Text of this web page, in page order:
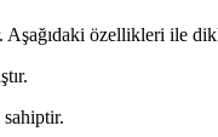
özellikleri ile